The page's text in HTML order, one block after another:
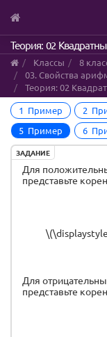
Skip
to
main
content
Теория: 02
Классы
8
03. Свойства
Теория: 02
1 Пример
2
5 Пример
6
ЗАДАНИЕ
Для
представьте
Для
представьте